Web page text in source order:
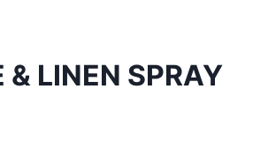
& LINEN SPRAY